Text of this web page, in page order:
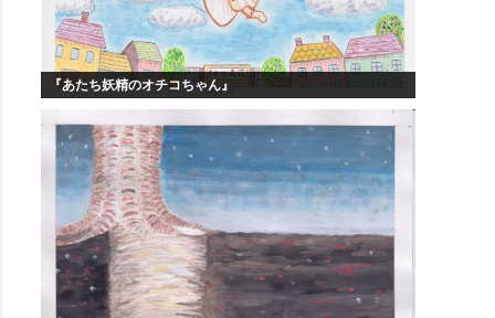
『あたち妖精のオチコちゃん』